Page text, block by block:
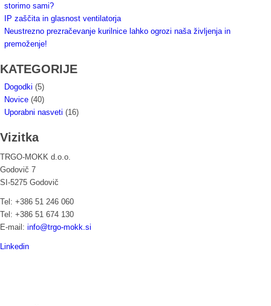
storimo sami?
IP zaščita in glasnost ventilatorja
Neustrezno prezračevanje kurilnice lahko ogrozi naša življenja in
premoženje!
KATEGORIJE
Dogodki (5)
Novice (40)
Uporabni nasveti (16)
Vizitka
TRGO-MOKK d.o.o.
Godovič 7
SI-5275 Godovič
Tel: +386 51 246 060
Tel: +386 51 674 130
E-mail: info@trgo-mokk.si
Linkedin